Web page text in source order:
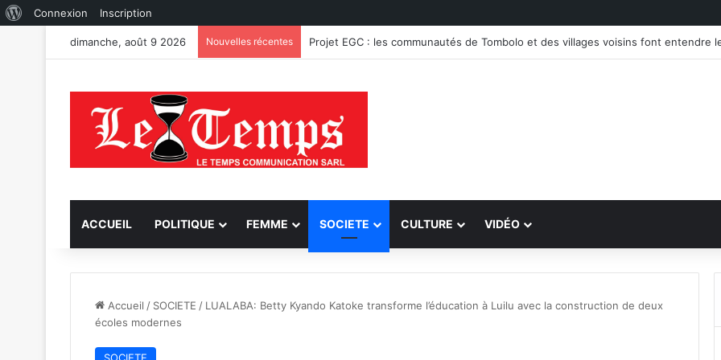
WordPress
Connexion Inscription
dimanche, août 9 2026 Nouvelles récentes Fungurume : trois groupes de présumés bandits démantelés à Tenke, Kafwaya
ACCUEIL POLITIQUE FEMME SOCIETE CULTURE VIDÉO
Accueil / SOCIETE / LUALABA: Betty Kyando Katoke transforme l’éducation à Luilu avec la construction de deux
écoles modernes